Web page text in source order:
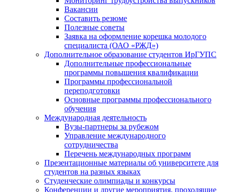
Вакансии
Составить резюме
Полезные советы
Заявка на оформление корешка молодого
специалиста (ОАО «РЖД»)
Дополнительное образование студентов ИрГУПС
Дополнительные профессиональные
программы повышения квалификации
Программы профессиональной
переподготовки
Основные программы профессионального
обучения
Международная деятельность
Вузы-партнеры за рубежом
Управление международного
сотрудничества
Перечень международных программ
Презентационные материалы об университете для
студентов на разных языках
Студенческие олимпиады и конкурсы
Конференции и другие мероприятия, проходящие